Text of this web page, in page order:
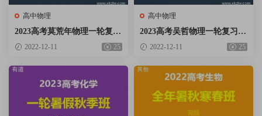
高中物理
2023高考莫荒年物理一轮复习
暑假秋季班网课视频资料百度
2022-12-11 25
高中物理
2023高考吴哲物理一轮复习暑
假秋季班网课视频资料百度云
2022-12-11 25